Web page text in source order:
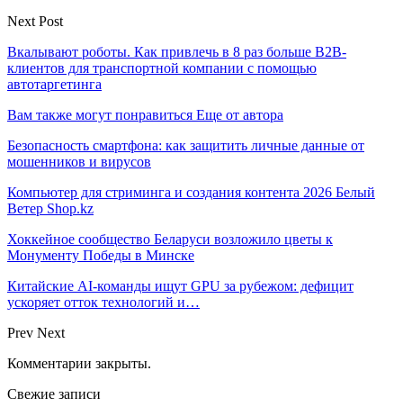
Next Post
Вкалывают роботы. Как привлечь в 8 раз больше В2В-
клиентов для транспортной компании с помощью
автотаргетинга
Вам также могут понравиться Еще от автора
Безопасность смартфона: как защитить личные данные от
мошенников и вирусов
Компьютер для стриминга и создания контента 2026 Белый
Ветер Shop.kz
Хоккейное сообщество Беларуси возложило цветы к
Монументу Победы в Минске
Китайские AI-команды ищут GPU за рубежом: дефицит
ускоряет отток технологий и…
Prev Next
Комментарии закрыты.
Свежие записи